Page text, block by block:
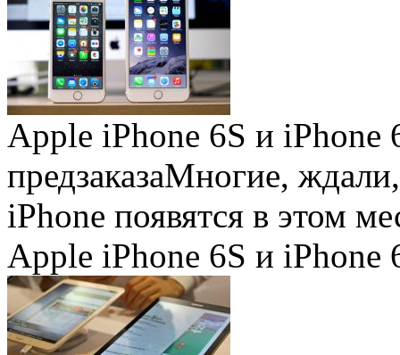
Apple iPhone 6S и iPhone
предзаказаМногие, ждали,
iPhone появятся в этом
Apple iPhone 6S и iPhone